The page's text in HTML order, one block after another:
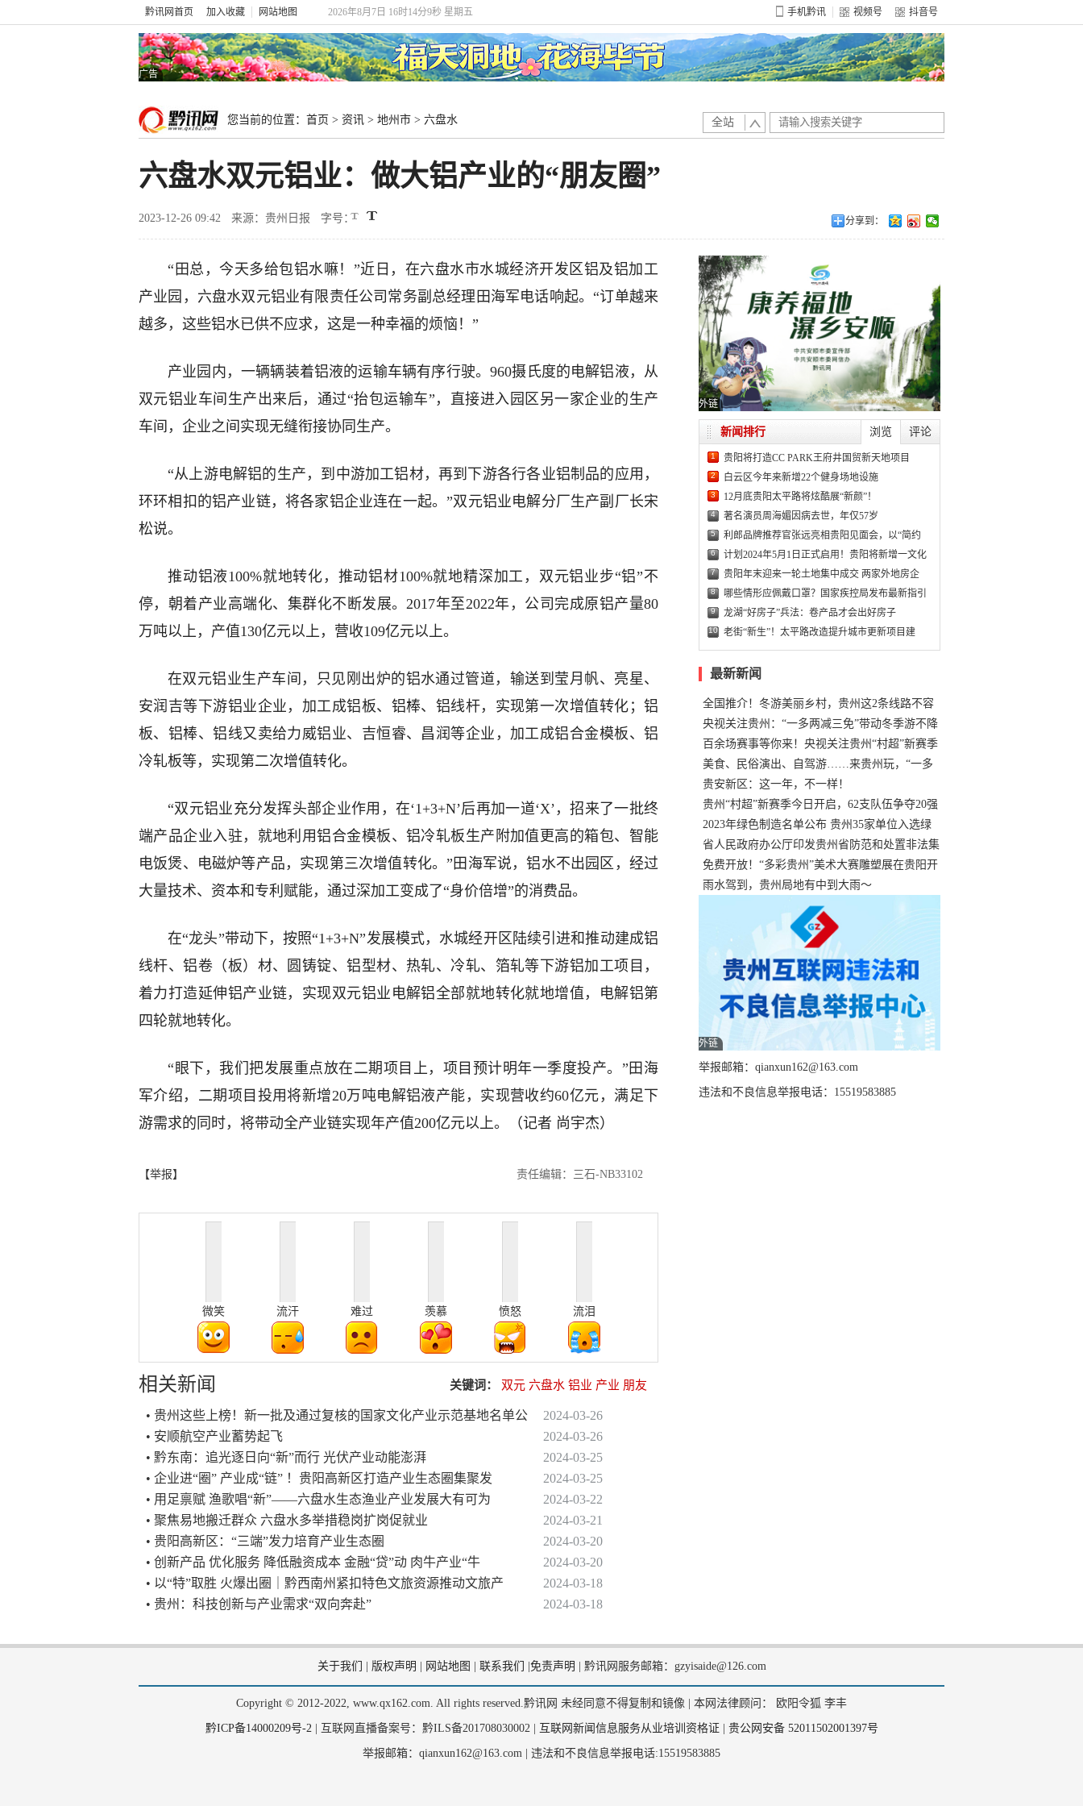
黔讯网首页 加入收藏 网站地图 2026年8月7日 16时14分10秒 星期五 手机黔讯 视频号 抖音号
广告
您当前的位置： 首页 > 资讯 > 地州市 > 六盘水 全站
六盘水双元铝业：做大铝产业的“朋友圈”
2023-12-26 09:42 来源：贵州日报 字号： 分享到：
“田总，今天多给包铝水嘛！”近日，在六盘水市水城经济开发区铝及铝加工
产业园，六盘水双元铝业有限责任公司常务副总经理田海军电话响起。“订单越来
越多，这些铝水已供不应求，这是一种幸福的烦恼！”
产业园内，一辆辆装着铝液的运输车辆有序行驶。960摄氏度的电解铝液，从
双元铝业车间生产出来后，通过“抬包运输车”，直接进入园区另一家企业的生产
车间，企业之间实现无缝衔接协同生产。
“从上游电解铝的生产，到中游加工铝材，再到下游各行各业铝制品的应用，
环环相扣的铝产业链，将各家铝企业连在一起。”双元铝业电解分厂生产副厂长宋
松说。
推动铝液100%就地转化，推动铝材100%就地精深加工，双元铝业步“铝”不
停，朝着产业高端化、集群化不断发展。2017年至2022年，公司完成原铝产量80
万吨以上，产值130亿元以上，营收109亿元以上。
在双元铝业生产车间，只见刚出炉的铝水通过管道，输送到莹月帆、亮星、
安润吉等下游铝业企业，加工成铝板、铝棒、铝线杆，实现第一次增值转化；铝
板、铝棒、铝线又卖给力威铝业、吉恒睿、昌润等企业，加工成铝合金模板、铝
冷轧板等，实现第二次增值转化。
“双元铝业充分发挥头部企业作用，在‘1+3+N’后再加一道‘X’，招来了一批终
端产品企业入驻，就地利用铝合金模板、铝冷轧板生产附加值更高的箱包、智能
电饭煲、电磁炉等产品，实现第三次增值转化。”田海军说，铝水不出园区，经过
大量技术、资本和专利赋能，通过深加工变成了“身价倍增”的消费品。
在“龙头”带动下，按照“1+3+N”发展模式，水城经开区陆续引进和推动建成铝
线杆、铝卷（板）材、圆铸锭、铝型材、热轧、冷轧、箔轧等下游铝加工项目，
着力打造延伸铝产业链，实现双元铝业电解铝全部就地转化就地增值，电解铝第
四轮就地转化。
“眼下，我们把发展重点放在二期项目上，项目预计明年一季度投产。”田海
军介绍，二期项目投用将新增20万吨电解铝液产能，实现营收约60亿元，满足下
游需求的同时，将带动全产业链实现年产值200亿元以上。（记者 尚宇杰）
【举报】 责任编辑：三石-NB33102
微笑 流汗 难过 羡慕 愤怒 流泪
相关新闻 关键词： 双元 六盘水 铝业 产业 朋友
• 贵州这些上榜！新一批及通过复核的国家文化产业示范基地名单公
2024-03-26
• 安顺航空产业蓄势起飞
2024-03-26
• 黔东南：追光逐日向“新”而行 光伏产业动能澎湃
2024-03-25
• 企业进“圈” 产业成“链” ！贵阳高新区打造产业生态圈集聚发
2024-03-25
• 用足禀赋 渔歌唱“新”——六盘水生态渔业产业发展大有可为
2024-03-22
• 聚焦易地搬迁群众 六盘水多举措稳岗扩岗促就业
2024-03-21
• 贵阳高新区：“三端”发力培育产业生态圈
2024-03-20
• 创新产品 优化服务 降低融资成本 金融“贷”动 肉牛产业“牛
2024-03-20
• 以“特”取胜 火爆出圈｜黔西南州紧扣特色文旅资源推动文旅产
2024-03-18
• 贵州：科技创新与产业需求“双向奔赴”
2024-03-18
外链
浏览 评论
新闻排行
1 贵阳将打造CC PARK王府井国贸新天地项目
2 白云区今年来新增22个健身场地设施
3 12月底贵阳太平路将炫酷展“新颜”！
4 著名演员周海媚因病去世，年仅57岁
5 利郎品牌推荐官张远亮相贵阳见面会，以“简约
6 计划2024年5月1日正式启用！贵阳将新增一文化
7 贵阳年末迎来一轮土地集中成交 两家外地房企
8 哪些情形应佩戴口罩？国家疾控局发布最新指引
9 龙湖“好房子”兵法：卷产品才会出好房子
10 老街“新生”！太平路改造提升城市更新项目建
最新新闻
全国推介！冬游美丽乡村，贵州这2条线路不容
错过
央视关注贵州：“一多两减三免”带动冬季游不降
温
百余场赛事等你来！央视关注贵州“村超”新赛季
正式“打响”
美食、民俗演出、自驾游……来贵州玩，“一多
两减三免”！
贵安新区：这一年，不一样！
贵州“村超”新赛季今日开启，62支队伍争夺20强
名额
2023年绿色制造名单公布 贵州35家单位入选绿
色工厂
省人民政府办公厅印发贵州省防范和处置非法集
资工作实施细则
免费开放！“多彩贵州”美术大赛雕塑展在贵阳开
展，持续至1月19日
雨水驾到，贵州局地有中到大雨～
外链
举报邮箱：qianxun162@163.com
违法和不良信息举报电话：15519583885
关于我们 版权声明 网站地图 联系我们 免责声明 黔讯网服务邮箱：gzyisaide@126.com
Copyright © 2012-2022, www.qx162.com. All rights reserved.黔讯网 未经同意不得复制和镜像 | 本网法律顾问： 欧阳令狐 李丰
黔ICP备14000209号-2| 互联网直播备案号：黔ILS备201708030002 | 互联网新闻信息服务从业培训资格证 贵公网安备 52011502001397号
举报邮箱：qianxun162@163.com | 违法和不良信息举报电话:15519583885